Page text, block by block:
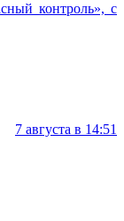
контроль», с
7 августа в 14:51